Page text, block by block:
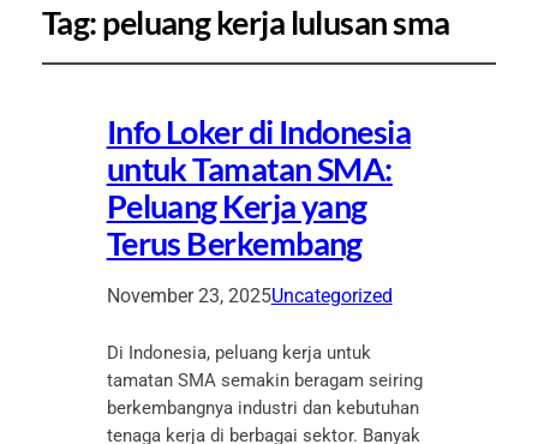
Tag:peluang kerja lulusan sma
Info Loker di Indonesia
untuk Tamatan SMA:
Peluang Kerja yang
Terus Berkembang
November 23, 2025Uncategorized
Di Indonesia, peluang kerja untuk
tamatan SMA semakin beragam seiring
berkembangnya industri dan kebutuhan
tenaga kerja di berbagai sektor. Banyak